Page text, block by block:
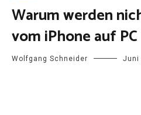
Warum werden
vom iPhone auf
Wolfgang Schneider Juni